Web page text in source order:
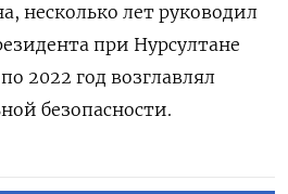
несколько лет руководил
при Нурсултане
2022 год возглавлял
безопасности.